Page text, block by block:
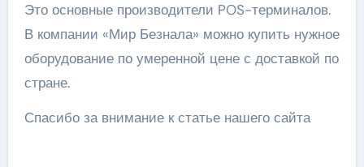
Это основные производители POS-терминалов.
В компании «Мир Безнала» можно купить нужное
оборудование по умеренной цене с доставкой по
стране.
Спасибо за внимание к статье нашего сайта